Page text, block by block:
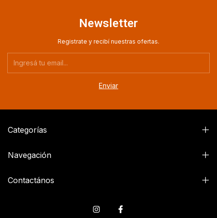
Newsletter
Registrate y recibí nuestras ofertas.
Categorías
Navegación
Contactános